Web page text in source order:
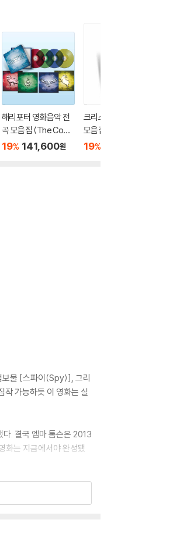
해리포터 영화음악 전
곡 모음집 (The Com
plete Harry Potter Fi
19% 141,600원
크리스마스 재즈 캐럴
모음집 (Christmas Ja
zz)
19%
보물 [스파이(Spy)], 그리
가능하듯 이 영화는 실
. 결국 엠마 톰슨은 2013
화는 지금에서야 완성됐
Rich Asians)]에 출연했
에 개봉한다.